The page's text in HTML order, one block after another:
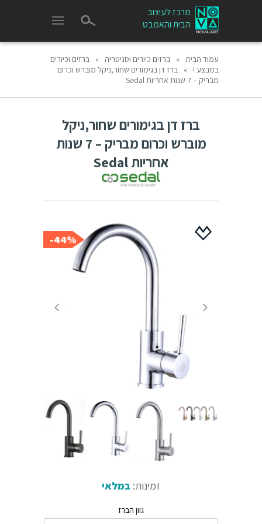
מרכז לעיצוב
הבית והאמבט
עמוד הבית » ברזים כיורים וסניטריה »
ברזים וכיורים
במבצע !
»
ברז דן בגימורים שחור,ניקל מוברש וכרום
מבריק – 7 שנות אחריות Sedal
ברז דן בגימורים שחור,ניקל
מוברש וכרום מבריק – 7 שנות
אחריות Sedal
44%-
זמינות: במלאי
גוון הברז